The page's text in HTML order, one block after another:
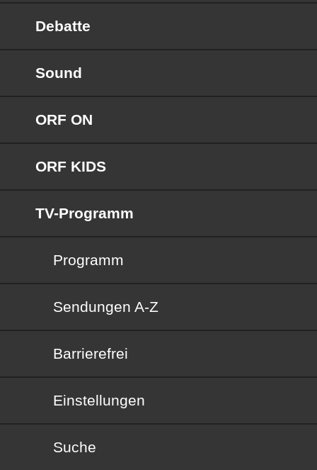
Debatte
Sound
ORF ON
ORF KIDS
TV-Programm
Programm
Sendungen von A bis Z
Sendungen A-Z
Barrierefrei
Barrierefrei
Einstellungen
Suche